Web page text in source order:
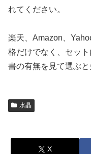
れてください。
楽天、Amazon、
格だけでなく、セッ
書の有無を見て選ぶと
水晶
X